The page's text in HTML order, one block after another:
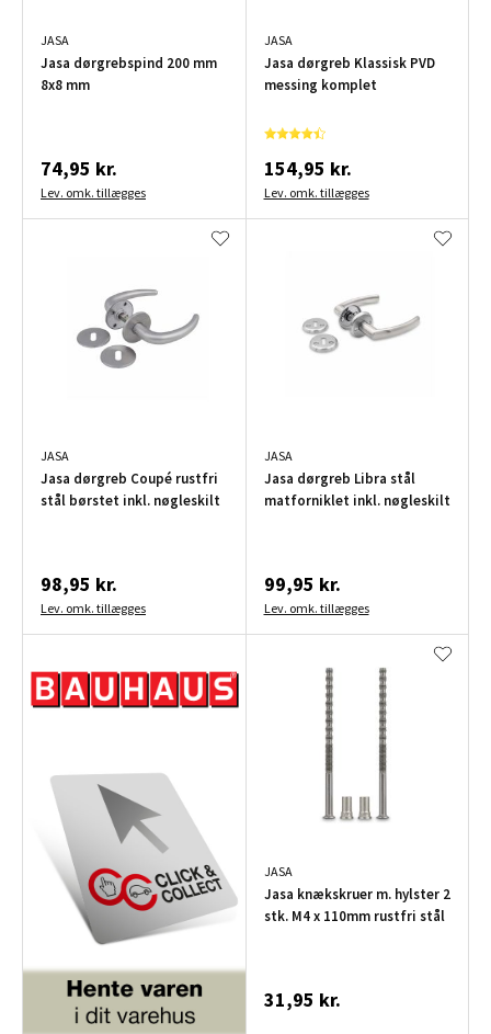
JASA
Jasa dørgrebspind 200 mm
8x8 mm
74,95 kr.
Lev. omk. tillægges
JASA
Jasa dørgreb Klassisk PVD
messing komplet
154,95 kr.
Lev. omk. tillægges
JASA
Jasa dørgreb Coupé rustfri
stål børstet inkl. nøgleskilt
98,95 kr.
Lev. omk. tillægges
JASA
Jasa dørgreb Libra stål
matforniklet inkl. nøgleskilt
99,95 kr.
Lev. omk. tillægges
JASA
Jasa knækskruer m. hylster 2
stk. M4 x 110mm rustfri stål
31,95 kr.